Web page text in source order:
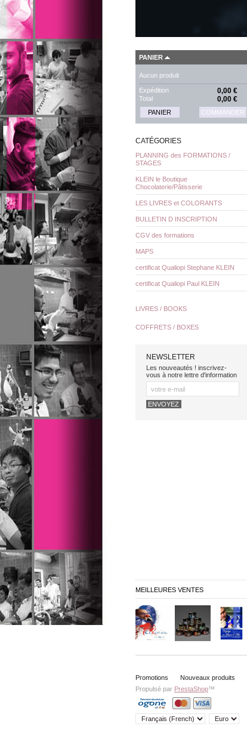
PANIER
Aucun produit
Expédition 0,00 €
Total 0,00 €
PANIER COMMANDER
CATÉGORIES
PLANNING des FORMATIONS /
STAGES
KLEIN le Boutique
Chocolaterie/Pâtisserie
LES LIVRES et COLORANTS
BULLETIN D INSCRIPTION
CGV des formations
MAPS
certificat Qualiopi Stephane KLEIN
certificat Qualiopi Paul KLEIN
LIVRES / BOOKS
COFFRETS / BOXES
NEWSLETTER
Les nouveautés ! inscrivez-
vous à notre lettre d'information
MEILLEURES VENTES
Promotions Nouveaux produits
Propulsé par PrestaShop™